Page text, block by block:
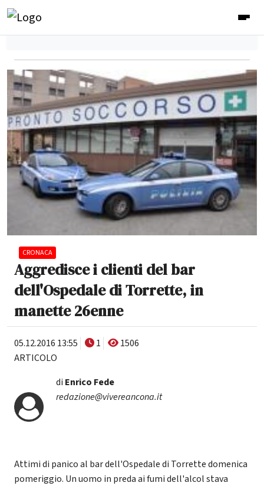
CRONACA
Aggredisce i clienti del bar
dell'Ospedale di Torrette, in
manette 26enne
05.12.2016 13:55 1
1506
ARTICOLO
di Enrico Fede
redazione@vivereancona.it
Attimi di panico al bar dell'Ospedale di Torrette domenica
pomeriggio. Un uomo in preda ai fumi dell'alcol stava